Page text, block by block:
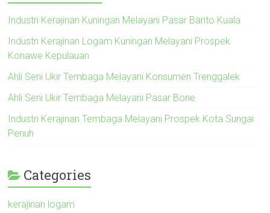
Industri Kerajinan Kuningan Melayani Pasar Barito Kuala
Industri Kerajinan Logam Kuningan Melayani Prospek
Konawe Kepulauan
Ahli Seni Ukir Tembaga Melayani Konsumen Trenggalek
Ahli Seni Ukir Tembaga Melayani Pasar Bone
Industri Kerajinan Tembaga Melayani Prospek Kota Sungai
Penuh
Categories
kerajinan logam